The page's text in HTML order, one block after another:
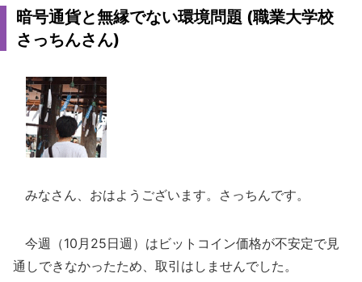
暗号通貨と無縁でない環境問題 (職業大学校
さっちんさん)
みなさん、おはようございます。さっちんです。
今週（10月25日週）はビットコイン価格が不安定で見
通しできなかったため、取引はしませんでした。